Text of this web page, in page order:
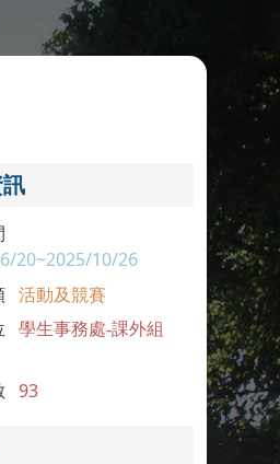
20~2025/10/26
活動及競賽
學生事務處-課外組
93